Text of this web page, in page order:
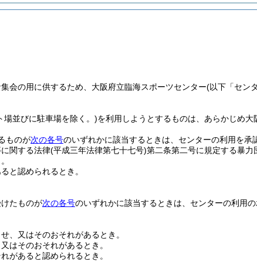
会の用に供するため、大阪府立臨海スポーツセンター(以下「セン
場並びに駐車場を除く。)を利用しようとするものは、あらかじめ大
ものが次の各号のいずれかに該当するときは、センターの利用を承
関する法律(平成三年法律第七十七号)第二条第二号に規定する暴力
と認められるとき。
たものが次の各号のいずれかに該当するときは、センターの利用
、又はそのおそれがあるとき。
はそのおそれがあるとき。
があると認められるとき。